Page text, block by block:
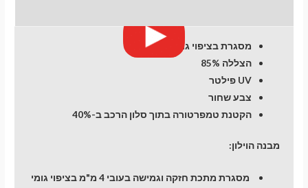
מסגרת בציפוי גומי
הצללה 85%
UV פילטר
צבע שחור
הקטנת טמפרטורה בתוך סלון הרכב ב-40%
מבנה הוילון:
מסגרת מתכת חזקה וגמישה בעובי 4 מ"מ בציפוי גומי
תשלום